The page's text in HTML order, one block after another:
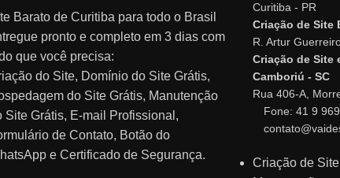
Barato de Curitiba para todo o Brasil
pronto e completo em 3 dias com
que você precisa:
do Site, Domínio do Site Grátis,
do Site Grátis, Manutenção
Site Grátis, E-mail Profissional,
de Contato, Botão do
e Certificado de Segurança.
Curitiba - PR
Criação de Site
R. Artur
Criação de Site
Camboriú - SC
Rua 406-A,
Fone: 41 9
Criação de